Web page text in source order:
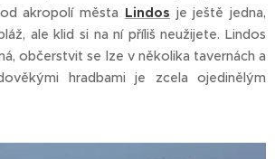
akropolí města Lindos je ještě jedna,
ale klid si na ní příliš neužijete. Lindos
občerstvit se lze v několika tavernách a
hradbami je zcela ojedinělým